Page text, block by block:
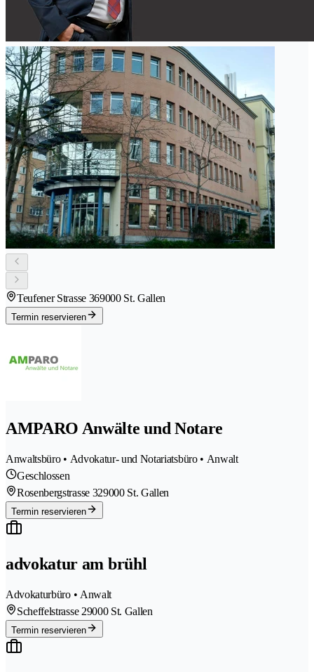
Teufener Strasse 369000 St. Gallen
Termin reservieren
AMPARO Anwälte und Notare
Anwaltsbüro • Advokatur- und Notariatsbüro • Anwalt
Geschlossen
Rosenbergstrasse 329000 St. Gallen
Termin reservieren
advokatur am brühl
Advokaturbüro • Anwalt
Scheffelstrasse 29000 St. Gallen
Termin reservieren